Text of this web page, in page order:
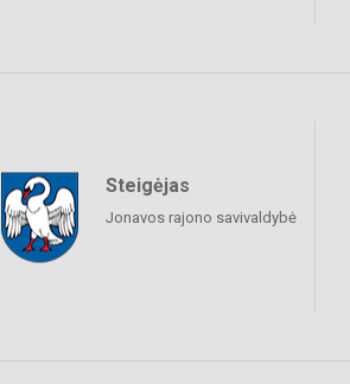
Steigėjas
Jonavos rajono savivaldybė